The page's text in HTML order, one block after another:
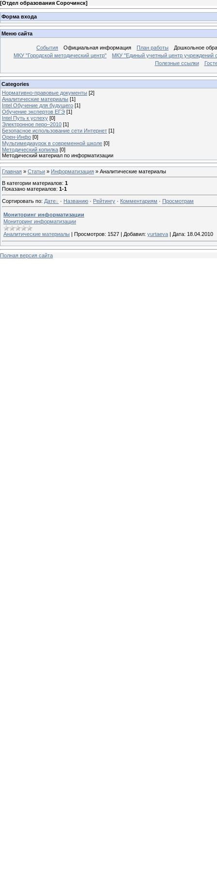
[Отдел образования Сорочинск]
Форма входа
Меню сайта
События Официальная информация План работы
Дошкольное
МКУ "Городской методический центр"
МКУ "Единый учетный центр учреждений
Полезные ссылки
Categories
Нормативно-правовые документы [2]
Аналитические материалы [1]
Intel Обучение для будущего [1]
Обучение экспертов ЕГЭ [1]
Intel Путь к успеху [0]
Электронное перо–2010 [1]
Безопасное использование сети Интернет [1]
Орен-Инфо [0]
Мультимедиаурок в современной школе [0]
Методический копилка [0]
Методический материал по информатизации
Главная » Статьи » Информатизация » Аналитические материалы
В категории материалов: 1
Показано материалов: 1-1
Сортировать по: Дате · Названию · Рейтингу · Комментариям · Просмотрам
Мониторинг информатизации
Мониторинг информатизации
Аналитические материалы | Просмотров: 1527 | Добавил: yurtaeva | Дата: 18.04.2010
Полная версия сайта